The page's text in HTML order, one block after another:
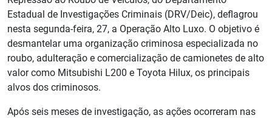
Estadual de Investigações Criminais (DRV/Deic), deflagrou
nesta segunda-feira, 27, a Operação Alto Luxo. O objetivo é
desmantelar uma organização criminosa especializada no
roubo, adulteração e comercialização de camionetes de alto
valor como Mitsubishi L200 e Toyota Hilux, os principais
alvos dos criminosos.
Após seis meses de investigação, as ações ocorreram nas